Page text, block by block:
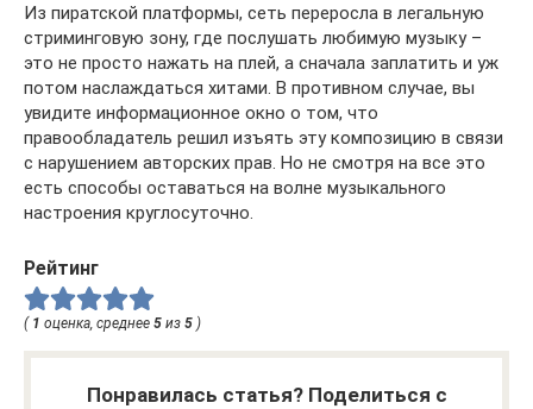
Из пиратской платформы, сеть переросла в легальную
стриминговую зону, где послушать любимую музыку –
это не просто нажать на плей, а сначала заплатить и уж
потом наслаждаться хитами. В противном случае, вы
увидите информационное окно о том, что
правообладатель решил изъять эту композицию в связи
с нарушением авторских прав. Но не смотря на все это
есть способы оставаться на волне музыкального
настроения круглосуточно.
Рейтинг
( 1 оценка, среднее 5 из 5 )
Понравилась статья? Поделиться с